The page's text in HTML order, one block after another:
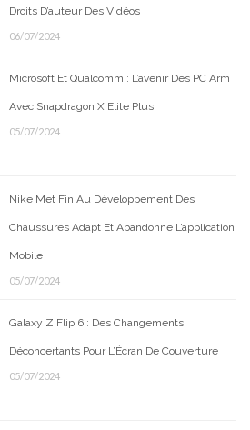
Droits D’auteur Des Vidéos
06/07/2024
Microsoft Et Qualcomm : L’avenir Des PC Arm
Avec Snapdragon X Elite Plus
05/07/2024
Nike Met Fin Au Développement Des
Chaussures Adapt Et Abandonne L’application
Mobile
05/07/2024
Galaxy Z Flip 6 : Des Changements
Déconcertants Pour L’Écran De Couverture
05/07/2024